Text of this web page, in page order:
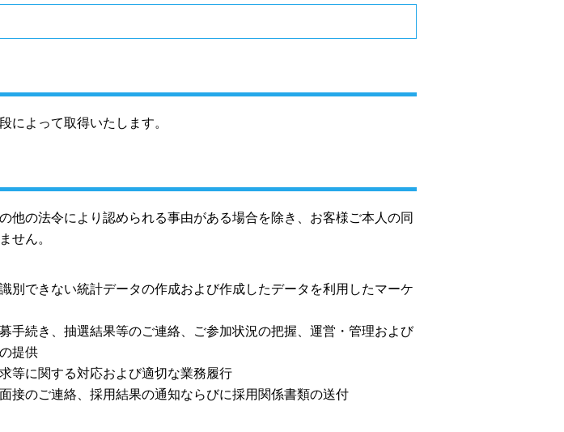
によって取得いたします。
の法令により認められる事由がある場合を除き、お客様ご本人の同
せん。
別できない統計データの作成および作成したデータを利用したマーケ
手続き、抽選結果等のご連絡、ご参加状況の把握、運営・管理および
提供
等に関する対応および適切な業務履行
接のご連絡、採用結果の通知ならびに採用関係書類の送付